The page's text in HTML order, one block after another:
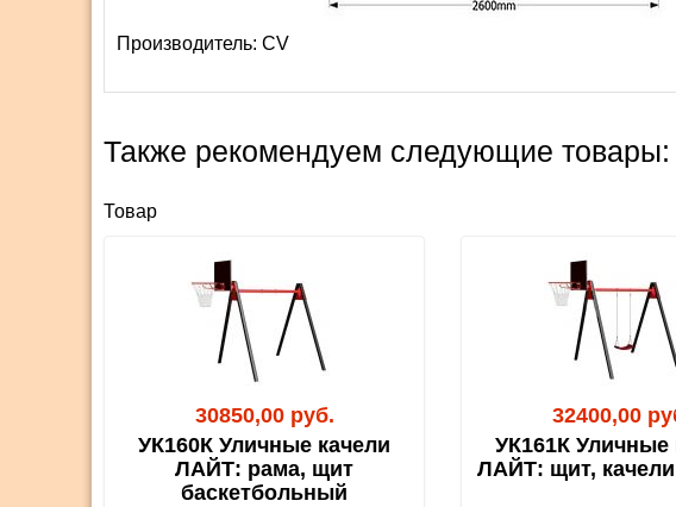
Производитель: СV
Также рекомендуем следующие товары:
Товар
30850,00 руб.
УК160К Уличные качели
ЛАЙТ: рама, щит
баскетбольный
32400,00
УК161К Уличные
ЛАЙТ: щит, качели